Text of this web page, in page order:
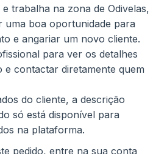
trabalha na zona de Odivelas,
uma boa oportunidade para
e angariar um novo cliente.
para ver os detalhes
e contactar diretamente quem
do cliente, a descrição
só está disponível para
na plataforma.
pedido, entre na sua conta